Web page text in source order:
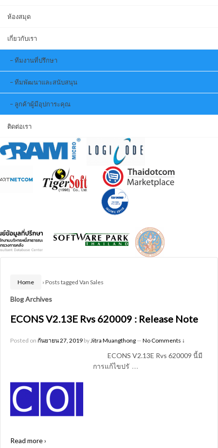
ห้องสมุด
เกี่ยวกับเรา
ทีมงานที่ปรึกษา
ทีมพัฒนาและสนับสนุน
ลูกค้าผู้มีอุปการะคุณ
ติดต่อเรา
Home › Posts tagged Van Sales
Blog Archives
ECONS V2.13E Rvs 620009 : Release Note
Posted on กันยายน 27, 2019 by Jitra Muangthong — No Comments ↓
ECONS V2.13E Rvs 620009 นี้มี
การแก้ไขปรั …
Read more ›